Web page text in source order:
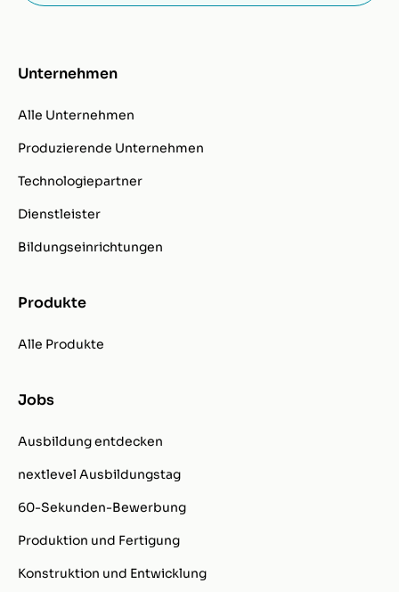
Unternehmen
Alle Unternehmen
Produzierende Unternehmen
Technologiepartner
Dienstleister
Bildungseinrichtungen
Produkte
Alle Produkte
Jobs
Ausbildung entdecken
nextlevel Ausbildungstag
60-Sekunden-Bewerbung
Produktion und Fertigung
Konstruktion und Entwicklung